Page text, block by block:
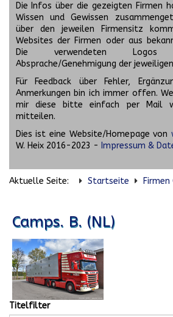
Die Infos über die gezeigten Firmen
Wissen und Gewissen
über den jeweilen Firmensitz
Websites der Firmen oder aus
Die verwendeten
Absprache/Genehmigung der
Für Feedback über Fehler,
Anmerkungen bin ich immer offen.
mir diese bitte einfach per Mail
mitteilen.
Dies ist eine Website/Homepage von
W. Heix 2016-2023 - Impressum &
Aktuelle Seite: Startseite Firmen
Camps. B. (NL)
Titelfilter